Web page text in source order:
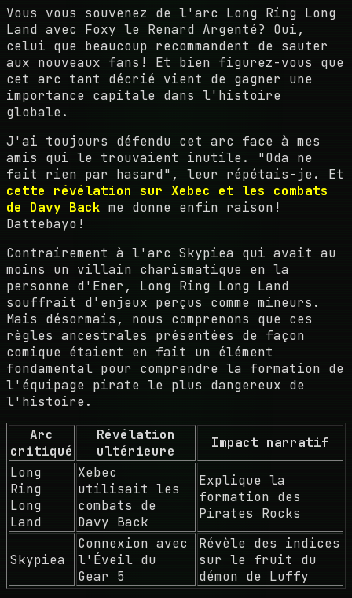
Vous vous souvenez de l'arc Long Ring Long
Land avec Foxy le Renard Argenté? Oui,
celui que beaucoup recommandent de sauter
aux nouveaux fans! Et bien figurez-vous que
cet arc tant décrié vient de gagner une
importance capitale dans l'histoire
globale.
J'ai toujours défendu cet arc face à mes
amis qui le trouvaient inutile. "Oda ne
fait rien par hasard", leur répétais-je. Et
cette révélation sur Xebec et les combats
de Davy Back me donne enfin raison!
Dattebayo!
Contrairement à l'arc Skypiea qui avait au
moins un villain charismatique en la
personne d'Ener, Long Ring Long Land
souffrait d'enjeux perçus comme mineurs.
Mais désormais, nous comprenons que ces
règles ancestrales présentées de façon
comique étaient en fait un élément
fondamental pour comprendre la formation de
l'équipage pirate le plus dangereux de
l'histoire.
Arc
critiqué
Révélation
ultérieure
Impact narratif
Long
Ring
Long
Land
Xebec
utilisait les
combats de
Davy Back
Explique la
formation des
Pirates Rocks
Skypiea
Connexion avec
l'Éveil du
Gear 5
Révèle des indices
sur le fruit du
démon de Luffy